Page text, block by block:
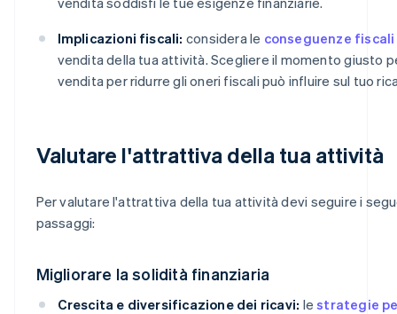
Implicazioni fiscali: considera le conseguenze fiscali
vendita della tua attività. Scegliere il momento giusto
vendita per ridurre gli oneri fiscali può influire sul tuo
Valutare l'attrattiva della tua attività
Per valutare l'attrattiva della tua attività devi seguire i
passaggi:
Migliorare la solidità finanziaria
Crescita e diversificazione dei ricavi: lestrategie